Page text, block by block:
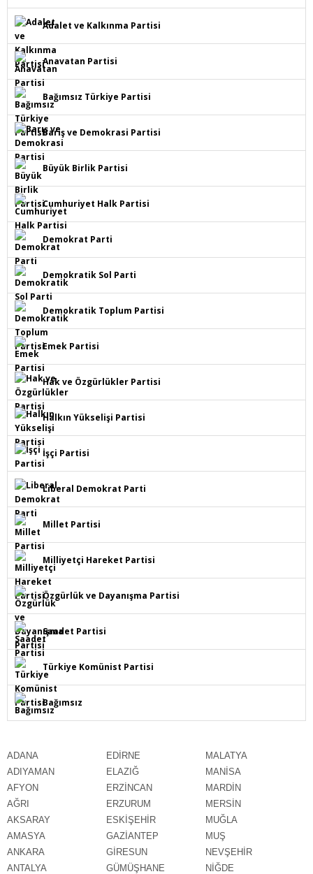
ADANA
ADIYAMAN
AFYON
AĞRI
AKSARAY
AMASYA
ANKARA
ANTALYA
EDİRNE
ELAZIĞ
ERZİNCAN
ERZURUM
ESKİŞEHİR
GAZİANTEP
GİRESUN
GÜMÜŞHANE
MALATYA
MANİSA
MARDİN
MERSİN
MUĞLA
MUŞ
NEVŞEHİR
NİĞDE
Adalet ve Kalkınma Partisi
Anavatan Partisi
Bağımsız Türkiye Partisi
Barış ve Demokrasi Partisi
Büyük Birlik Partisi
Cumhuriyet Halk Partisi
Demokrat Parti
Demokratik Sol Parti
Demokratik Toplum Partisi
Emek Partisi
Hak ve Özgürlükler Partisi
Halkın Yükselişi Partisi
İşçi Partisi
Liberal Demokrat Parti
Millet Partisi
Milliyetçi Hareket Partisi
Özgürlük ve Dayanışma Partisi
Saadet Partisi
Türkiye Komünist Partisi
Bağımsız